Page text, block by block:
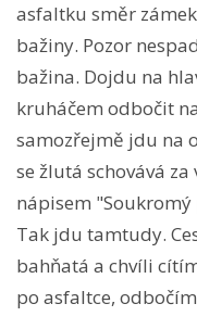
asfaltku směr
bažiny. Pozor
bažina. Dojdu na
kruháčem odbočit
samozřejmě jdu na
se žlutá schovává
nápisem "Soukromý
Tak jdu tamtudy.
bahňatá a chvíli
po asfaltce,